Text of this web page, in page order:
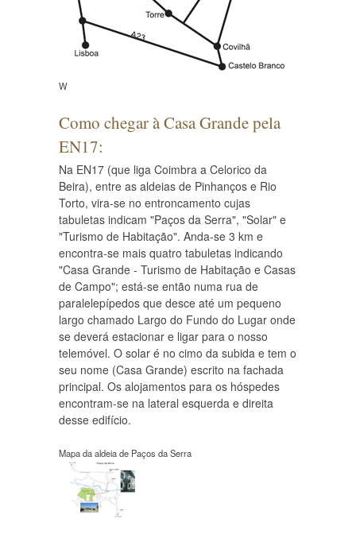
W
Como chegar à Casa Grande pela
EN17:
Na EN17 (que liga Coimbra a Celorico da
Beira), entre as aldeias de Pinhanços e Rio
Torto, vira-se no entroncamento cujas
tabuletas indicam "Paços da Serra", "Solar" e
"Turismo de Habitação". Anda-se 3 km e
encontra-se mais quatro tabuletas indicando
"Casa Grande - Turismo de Habitação e Casas
de Campo"; está-se então numa rua de
paralelepípedos que desce até um pequeno
largo chamado Largo do Fundo do Lugar onde
se deverá estacionar e ligar para o nosso
telemóvel. O solar é no cimo da subida e tem o
seu nome (Casa Grande) escrito na fachada
principal. Os alojamentos para os hóspedes
encontram-se na lateral esquerda e direita
desse edifício.
Mapa da aldeia de Paços da Serra